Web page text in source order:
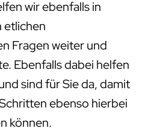
wir ebenfalls in
etlichen
Fragen weiter und
Ebenfalls dabei helfen
sind für Sie da, damit
ebenso hierbei
können.